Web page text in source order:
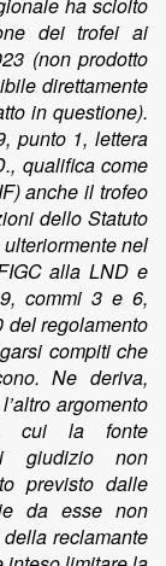
dei trofei ai
(non prodotto
direttamente
in questione).
punto 1, lettera
qualifica come
anche il trofeo
dello Statuto
nel
alla LND e
commi 3 e 6,
del regolamento
compiti che
Ne deriva,
argomento
cui la fonte
giudizio non
previsto dalle
da esse non
reclamante